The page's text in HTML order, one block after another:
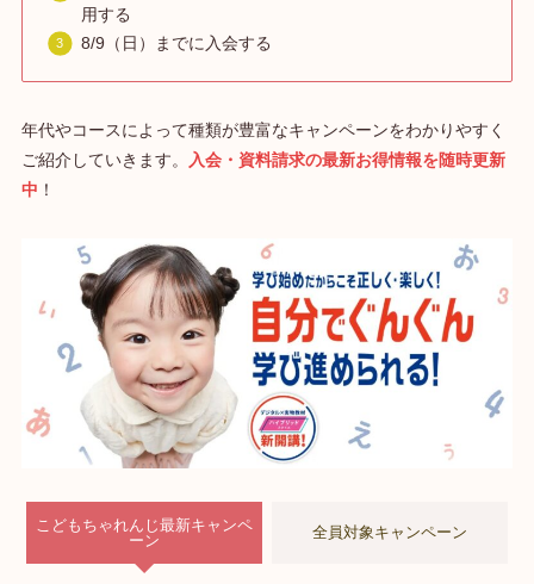
用する
8/9（日）までに入会する
年代やコースによって種類が豊富なキャンペーンをわかりやすく
ご紹介していきます。 入会・資料請求の最新お得情報を随時更新
中 ！
こどもちゃれんじ最新キャンペ
ーン
全員対象キャンペーン